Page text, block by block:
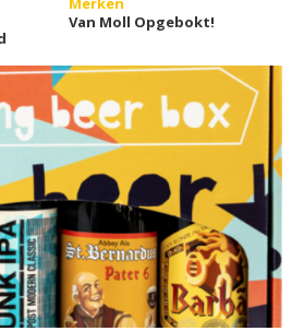
Van Moll Opgebokt!